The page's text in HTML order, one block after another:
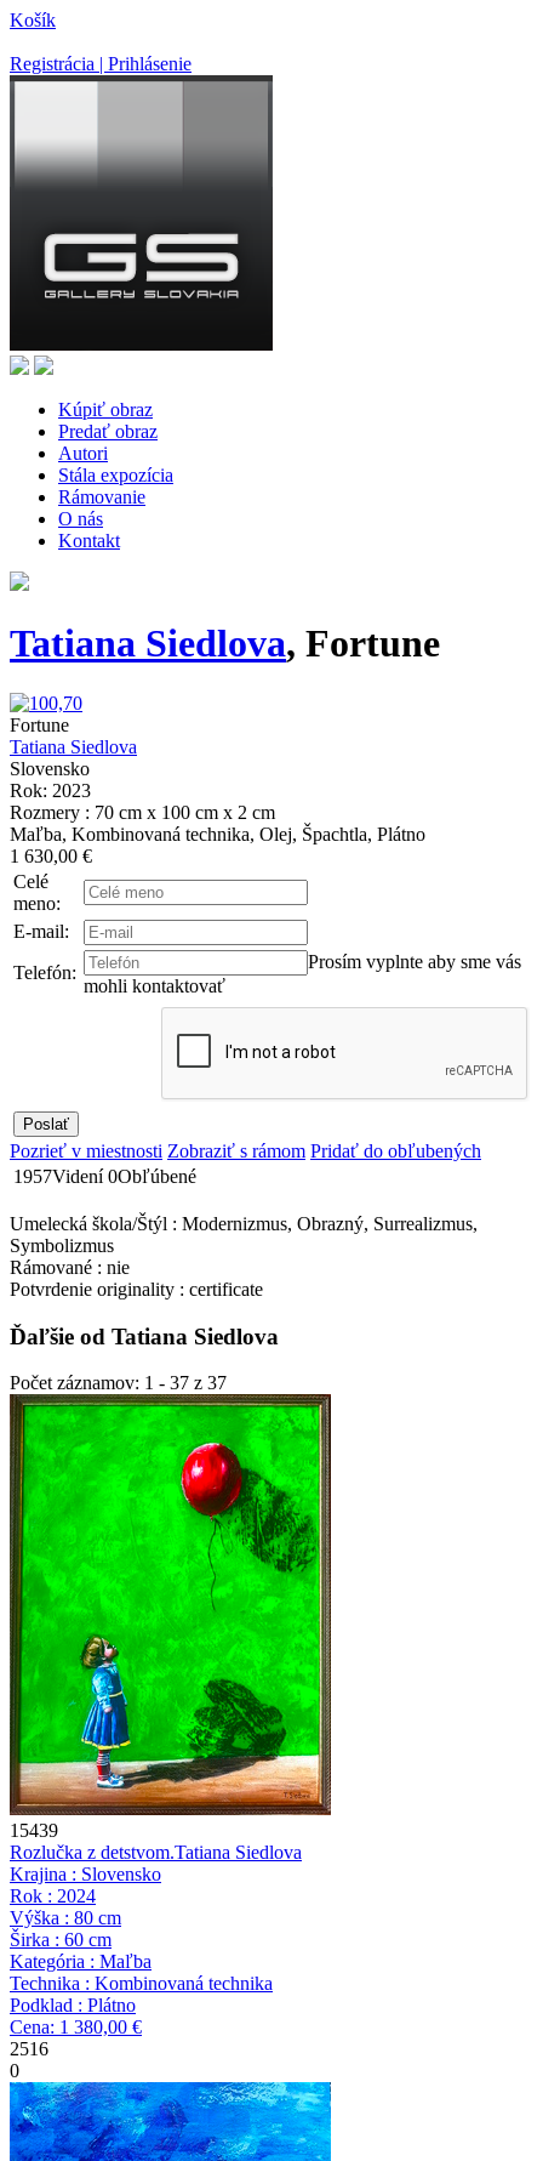
Košík
Registrácia | Prihlásenie
Kúpiť obraz
Predať obraz
Autori
Stála expozícia
Rámovanie
O nás
Kontakt
Tatiana Siedlova, Fortune
Fortune
Tatiana Siedlova
Slovensko
Rok: 2023
Rozmery : 70 cm x 100 cm x 2 cm
Maľba, Kombinovaná technika, Olej, Špachtla, Plátno
1 630,00 €
Celé
meno:
E-mail:
Telefón:
Prosím vyplnte aby sme vás
mohli kontaktovať
Pozrieť v miestnosti Zobraziť s rámom Pridať do obľubených
1957Videní 0Obľúbené
Umelecká škola/Štýl : Modernizmus, Obrazný, Surrealizmus,
Symbolizmus
Rámované : nie
Potvrdenie originality : certificate
Ďaľšie od Tatiana Siedlova
Počet záznamov: 1 - 37 z 37
15439
Rozlučka z detstvom.Tatiana Siedlova
Krajina : Slovensko
Rok : 2024
Výška : 80 cm
Širka : 60 cm
Kategória : Maľba
Technika : Kombinovaná technika
Podklad : Plátno
Cena: 1 380,00 €
2516
0